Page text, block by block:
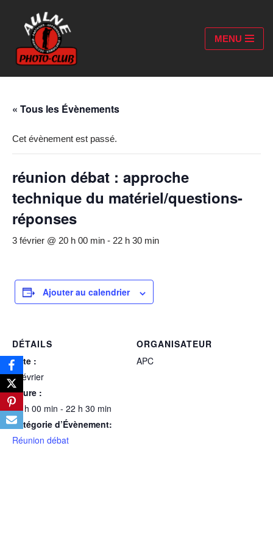
Aller
au
contenu
MENU
« Tous les Évènements
Cet évènement est passé.
réunion débat : approche
technique du matériel/questions-
réponses
3 février @ 20 h 00 min - 22 h 30 min
Ajouter au calendrier
DÉTAILS
Date :
3 février
Heure :
20 h 00 min - 22 h 30 min
Catégorie d’Évènement:
Réunion débat
ORGANISATEUR
APC